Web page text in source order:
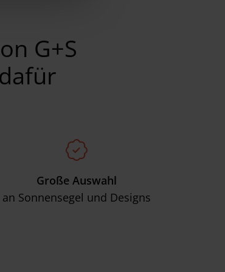
G+S
Große Auswahl
an Sonnensegel und Designs